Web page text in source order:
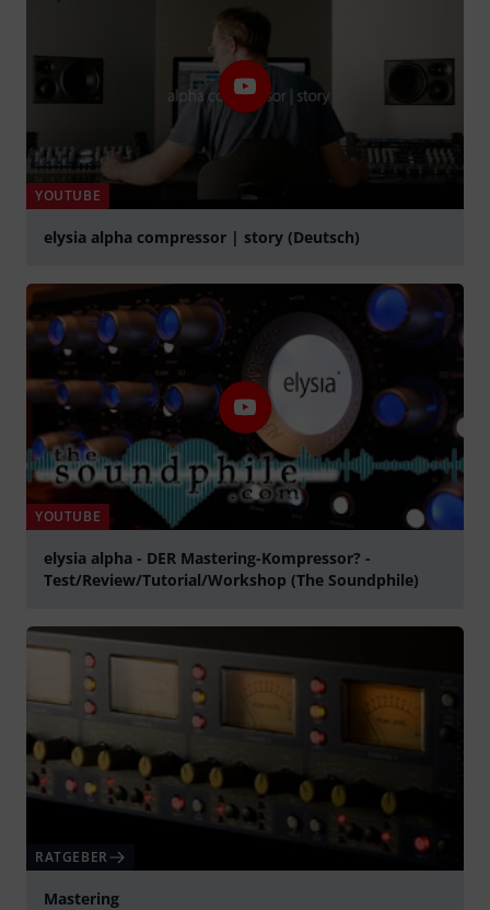
YOUTUBE
elysia alpha compressor | story (Deutsch)
YOUTUBE
elysia alpha - DER Mastering-Kompressor? -
Test/Review/Tutorial/Workshop (The Soundphile)
RATGEBER
Mastering